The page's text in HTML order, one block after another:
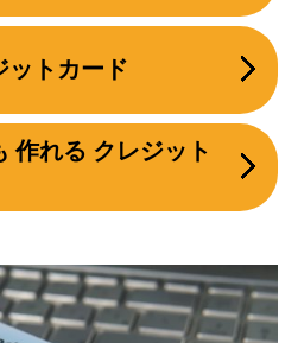
ットカード
作れる クレジット